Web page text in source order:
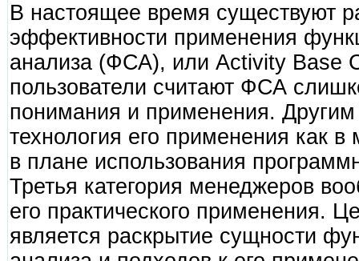
В настоящее время существуют
эффективности применения
анализа (ФСА), или Activity Base
пользователи считают ФСА
понимания и применения.
технология его применения как
в плане использования
Третья категория менеджеров
его практического применения.
является раскрытие сущности